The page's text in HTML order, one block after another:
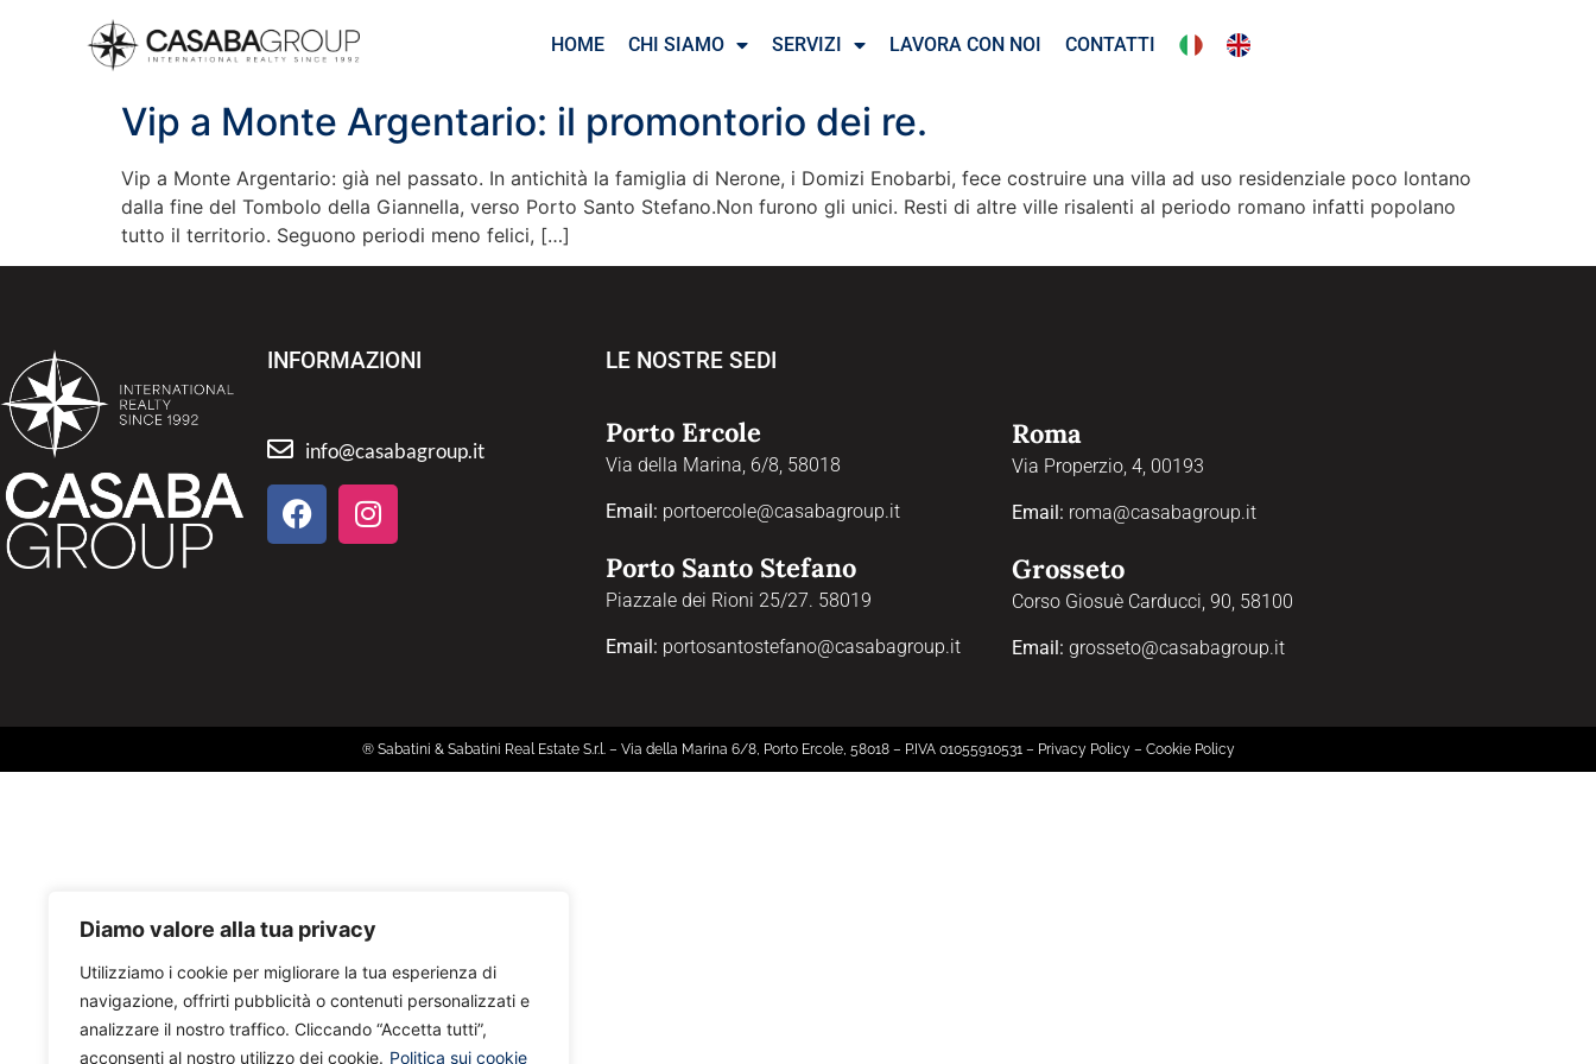
Diamo valore alla tua privacy
Utilizziamo i cookie per migliorare la tua esperienza di
navigazione, offrirti pubblicità o contenuti personalizzati e
analizzare il nostro traffico. Cliccando “Accetta tutti”,
acconsenti al nostro utilizzo dei cookie. Politica sui cookie
HOME CHI SIAMO SERVIZI LAVORA CON NOI CONTATTI
Vip a Monte Argentario: il promontorio dei re.
Vip a Monte Argentario: già nel passato. In antichità la famiglia di Nerone, i Domizi Enobarbi, fece costruire una villa ad uso residenziale poco lontano
dalla fine del Tombolo della Giannella, verso Porto Santo Stefano.Non furono gli unici. Resti di altre ville risalenti al periodo romano infatti popolano
tutto il territorio. Seguono periodi meno felici, […]
INFORMAZIONI
info@casabagroup.it
LE NOSTRE SEDI
Porto Ercole
Via della Marina, 6/8, 58018
Email: portoercole@casabagroup.it
Porto Santo Stefano
Piazzale dei Rioni 25/27. 58019
Email: portosantostefano@casabagroup.it
Roma
Via Properzio, 4, 00193
Email: roma@casabagroup.it
Grosseto
Corso Giosuè Carducci, 90, 58100
Email: grosseto@casabagroup.it
® Sabatini & Sabatini Real Estate S.r.l. – Via della Marina 6/8, Porto Ercole, 58018 – P.IVA 01055910531 – Privacy Policy– Cookie Policy